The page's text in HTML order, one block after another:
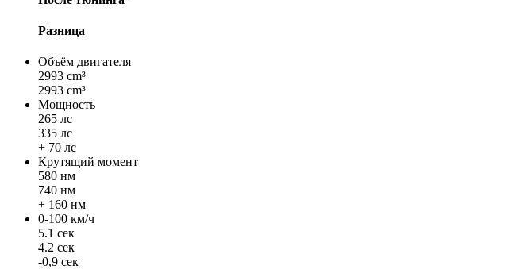
Разница
Объём двигателя
2993 cm³
2993 cm³
Мощность
265 лс
335 лс
+ 70 лс
Крутящий момент
580 нм
740 нм
+ 160 нм
0-100 км/ч
5.1 сек
4.2 сек
-0,9 сек